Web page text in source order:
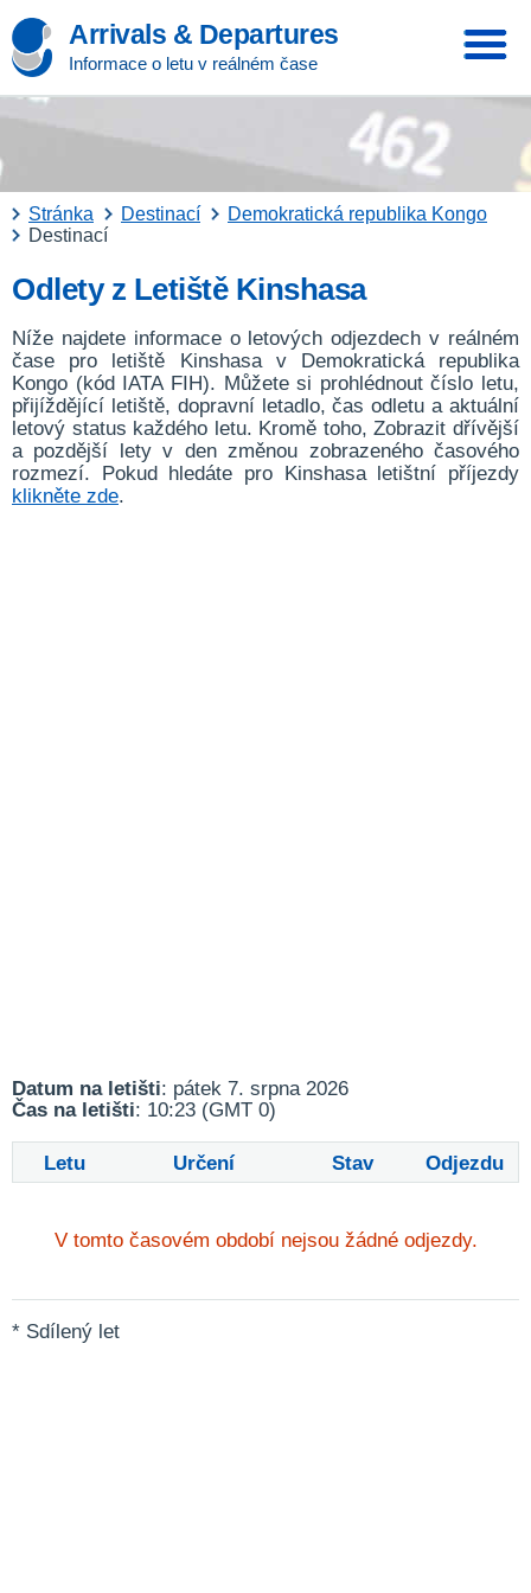
Arrivals & Departures
Informace o letu v reálném čase
Stránka Destinací
Demokratická republika Kongo
Destinací
Odlety z Letiště Kinshasa
Níže najdete informace o letových odjezdech v reálném
čase pro letiště Kinshasa v Demokratická republika
Kongo (kód IATA FIH). Můžete si prohlédnout číslo letu,
přijíždějící letiště, dopravní letadlo, čas odletu a aktuální
letový status každého letu. Kromě toho, Zobrazit dřívější
a pozdější lety v den změnou zobrazeného časového
rozmezí. Pokud hledáte pro Kinshasa letištní příjezdy
klikněte zde.
Datum na letišti: pátek 7. srpna 2026
Čas na letišti: 10:23 (GMT 0)
Letu Určení Stav Odjezdu
V tomto časovém období nejsou žádné odjezdy.
* Sdílený let